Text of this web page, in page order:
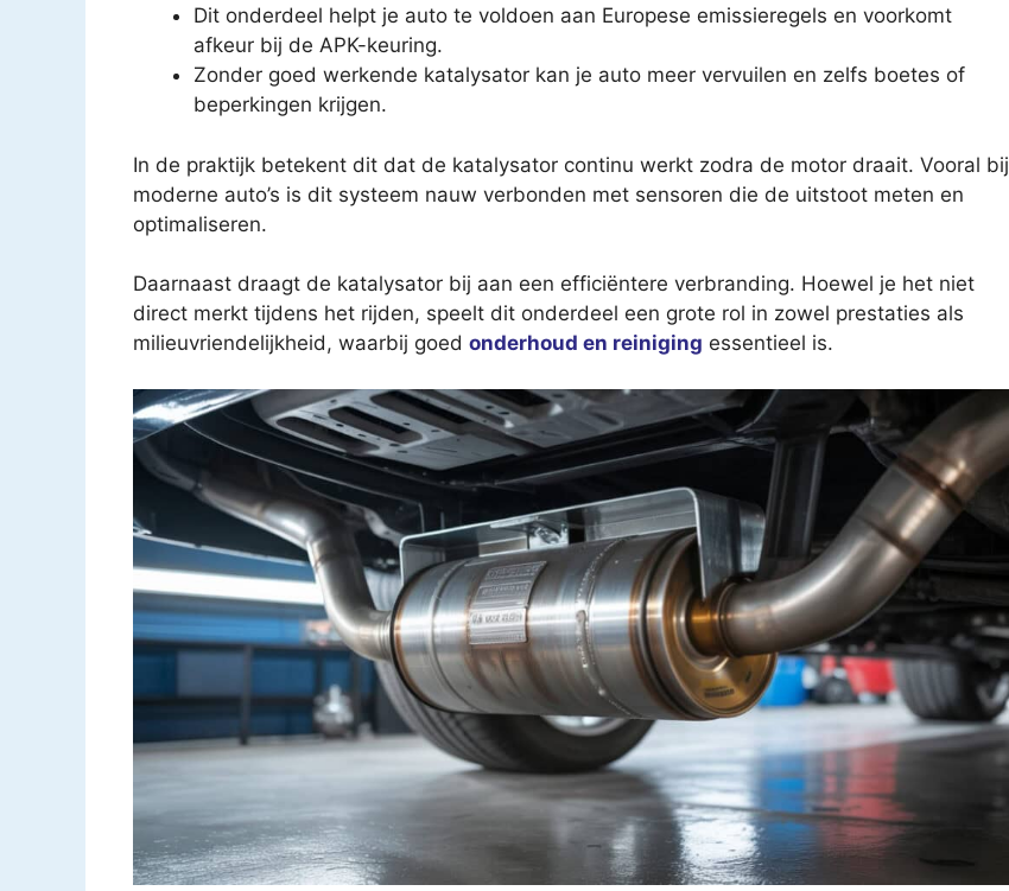
Dit onderdeel helpt je auto te voldoen aan Europese emissieregels en voorkomt
afkeur bij de APK-keuring.
Zonder goed werkende katalysator kan je auto meer vervuilen en zelfs boetes of
beperkingen krijgen.
In de praktijk betekent dit dat de katalysator continu werkt zodra de motor draait. Vooral bij
moderne auto’s is dit systeem nauw verbonden met sensoren die de uitstoot meten en
optimaliseren.
Daarnaast draagt de katalysator bij aan een efficiëntere verbranding. Hoewel je het niet
direct merkt tijdens het rijden, speelt dit onderdeel een grote rol in zowel prestaties als
milieuvriendelijkheid, waarbij goed onderhoud en reiniging essentieel is.